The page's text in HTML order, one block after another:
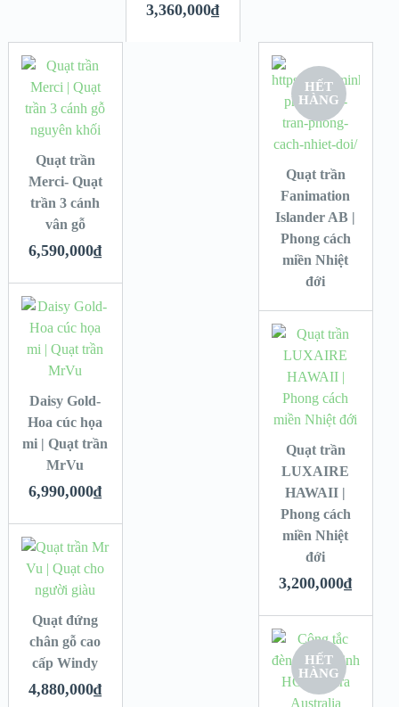
3,360,000₫
Quạt trần
Merci- Quạt
trần 3 cánh
vân gỗ
6,590,000₫
HẾT
HÀNG
Quạt trần
Fanimation
Islander AB |
Phong cách
miền Nhiệt
đới
Daisy Gold-
Hoa cúc họa
mi | Quạt trần
MrVu
6,990,000₫
Quạt trần
LUXAIRE
HAWAII |
Phong cách
miền Nhiệt
đới
3,200,000₫
Quạt đứng
chân gỗ cao
cấp Windy
4,880,000₫
HẾT
HÀNG